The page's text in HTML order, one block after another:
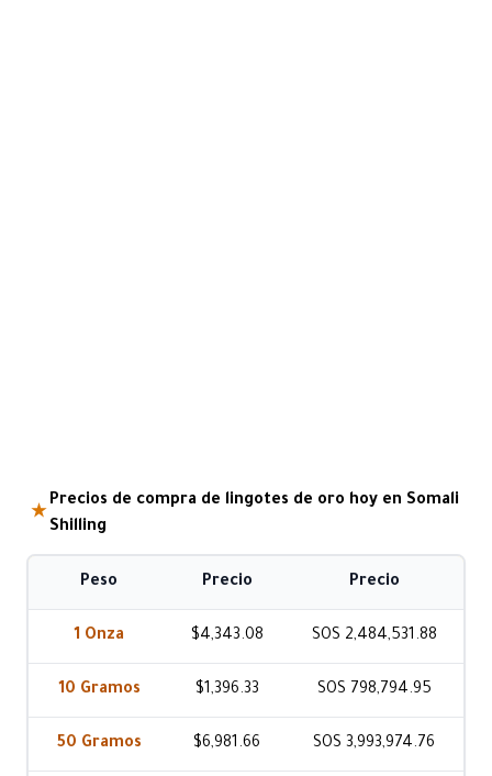
★
Precios de compra de lingotes de oro hoy en Somali
Shilling
Peso Precio Precio
1 Onza $4,343.08 SOS 2,484,531.88
10 Gramos $1,396.33 SOS 798,794.95
50 Gramos $6,981.66 SOS 3,993,974.76